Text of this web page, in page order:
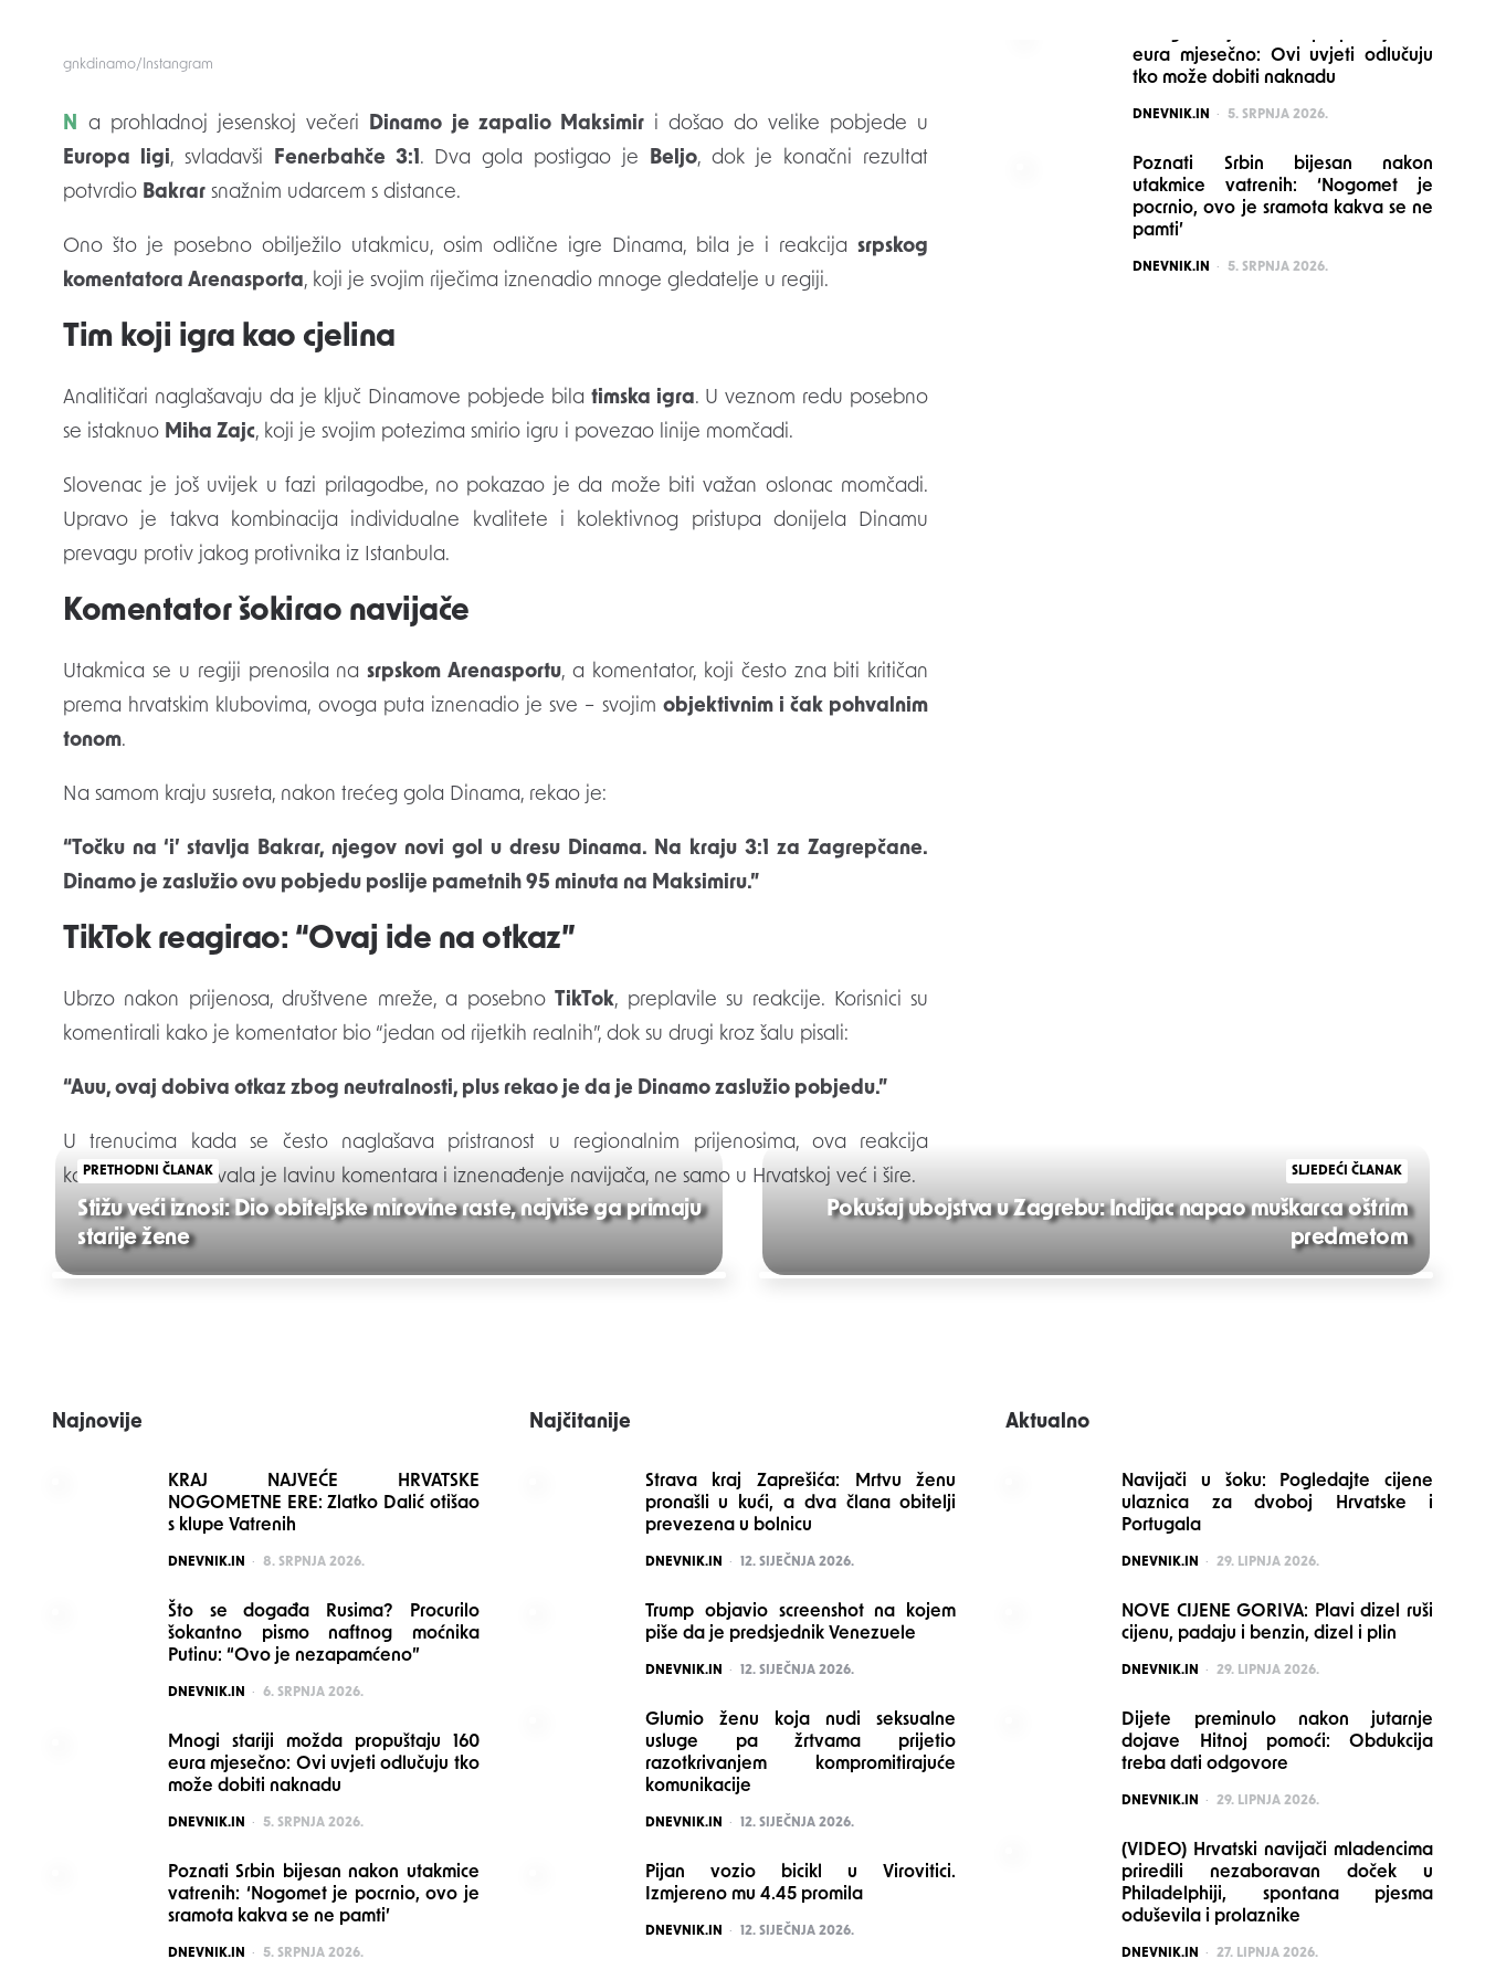
gnkdinamo/Instangram
Na prohladnoj jesenskoj večeri Dinamo je zapalio Maksimiri došao do velike pobjede u
Europa ligi, svladavši Fenerbahče 3:1. Dva gola postigao je Beljo, dok je konačni rezultat
potvrdio Bakrar snažnim udarcem s distance.
Ono što je posebno obilježilo utakmicu, osim odlične igre Dinama, bila je i reakcijasrpskog
komentatora Arenasporta, koji je svojim riječima iznenadio mnoge gledatelje u regiji.
Tim koji igra kao cjelina
Analitičari naglašavaju da je ključ Dinamove pobjede bilatimska igra. U veznom redu posebno
se istaknuo Miha Zajc, koji je svojim potezima smirio igru i povezao linije momčadi.
Slovenac je još uvijek u fazi prilagodbe, no pokazao je da može biti važan oslonac momčadi.
Upravo je takva kombinacija individualne kvalitete i kolektivnog pristupa donijela Dinamu
prevagu protiv jakog protivnika iz Istanbula.
Komentator šokirao navijače
Utakmica se u regiji prenosila nasrpskom Arenasportu, a komentator, koji često zna biti kritičan
prema hrvatskim klubovima, ovoga puta iznenadio je sve – svojim objektivnim i čak pohvalnim
tonom.
Na samom kraju susreta, nakon trećeg gola Dinama, rekao je:
“Točku na ‘i’ stavlja Bakrar, njegov novi gol u dresu Dinama. Na kraju 3:1 za Zagrepčane.
Dinamo je zaslužio ovu pobjedu poslije pametnih 95 minuta na Maksimiru.”
TikTok reagirao: “Ovaj ide na otkaz”
Ubrzo nakon prijenosa, društvene mreže, a posebno TikTok, preplavile su reakcije. Korisnici su
komentirali kako je komentator bio “jedan od rijetkih realnih”, dok su drugi kroz šalu pisali:
“Auu, ovaj dobiva otkaz zbog neutralnosti, plus rekao je da je Dinamo zaslužio pobjedu.”
U trenucima kada se često naglašava pristranost u regionalnim prijenosima, ova reakcija
komentatora izazvala je lavinu komentara i iznenađenje navijača, ne samo u Hrvatskoj već i šire.
Post
PRETHODNI ČLANAK
Stižu veći iznosi: Dio obiteljske mirovine raste, najviše ga primaju
starije žene
SLJEDEĆI ČLANAK
Pokušaj ubojstva u Zagrebu: Indijac napao muškarca oštrim
predmetom
eura mjesečno: Ovi uvjeti odlučuju
tko može dobiti naknadu
POSTED
DNEVNIK.IN 5. SRPNJA 2026.
Poznati Srbin bijesan nakon
utakmice vatrenih: ‘Nogomet je
pocrnio, ovo je sramota kakva se ne
pamti’
POSTED
DNEVNIK.IN 5. SRPNJA 2026.
Najnovije
KRAJ NAJVEĆE HRVATSKE
NOGOMETNE ERE: Zlatko Dalić otišao
s klupe Vatrenih
POSTED
DNEVNIK.IN 8. SRPNJA 2026.
Što se događa Rusima? Procurilo
šokantno pismo naftnog moćnika
Putinu: “Ovo je nezapamćeno”
POSTED
DNEVNIK.IN 6. SRPNJA 2026.
Mnogi stariji možda propuštaju 160
eura mjesečno: Ovi uvjeti odlučuju tko
može dobiti naknadu
POSTED
DNEVNIK.IN 5. SRPNJA 2026.
Poznati Srbin bijesan nakon utakmice
vatrenih: ‘Nogomet je pocrnio, ovo je
sramota kakva se ne pamti’
POSTED
DNEVNIK.IN 5. SRPNJA 2026.
Najčitanije
Strava kraj Zaprešića: Mrtvu ženu
pronašli u kući, a dva člana obitelji
prevezena u bolnicu
POSTED
DNEVNIK.IN 12. SIJEČNJA 2026.
Trump objavio screenshot na kojem
piše da je predsjednik Venezuele
POSTED
DNEVNIK.IN 12. SIJEČNJA 2026.
Glumio ženu koja nudi seksualne
usluge pa žrtvama prijetio
razotkrivanjem kompromitirajuće
komunikacije
POSTED
DNEVNIK.IN 12. SIJEČNJA 2026.
Pijan vozio bicikl u Virovitici.
Izmjereno mu 4.45 promila
POSTED
DNEVNIK.IN 12. SIJEČNJA 2026.
Aktualno
Navijači u šoku: Pogledajte cijene
ulaznica za dvoboj Hrvatske i
Portugala
POSTED
DNEVNIK.IN 29. LIPNJA 2026.
NOVE CIJENE GORIVA: Plavi dizel ruši
cijenu, padaju i benzin, dizel i plin
POSTED
DNEVNIK.IN 29. LIPNJA 2026.
Dijete preminulo nakon jutarnje
dojave Hitnoj pomoći: Obdukcija
treba dati odgovore
POSTED
DNEVNIK.IN 29. LIPNJA 2026.
(VIDEO) Hrvatski navijači mladencima
priredili nezaboravan doček u
Philadelphiji, spontana pjesma
oduševila i prolaznike
POSTED
DNEVNIK.IN 27. LIPNJA 2026.